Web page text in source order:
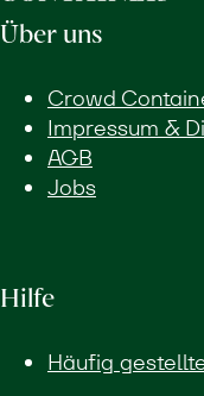
Über uns
Crowd
Impressum &
AGB
Jobs
Hilfe
Häufig